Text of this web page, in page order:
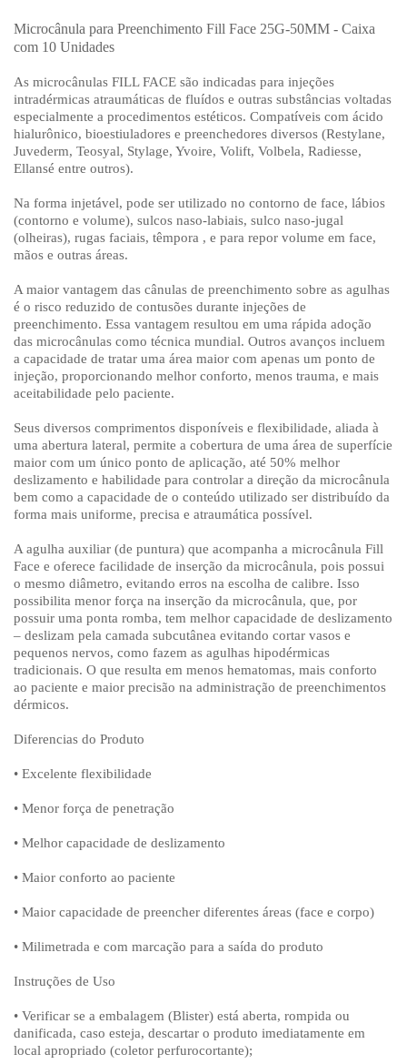
Microcânula para Preenchimento Fill Face 25G-50MM - Caixa
com 10 Unidades
As microcânulas FILL FACE são indicadas para injeções
intradérmicas atraumáticas de fluídos e outras substâncias voltadas
especialmente a procedimentos estéticos. Compatíveis com ácido
hialurônico, bioestiuladores e preenchedores diversos (Restylane,
Juvederm, Teosyal, Stylage, Yvoire, Volift, Volbela, Radiesse,
Ellansé entre outros).
Na forma injetável, pode ser utilizado no contorno de face, lábios
(contorno e volume), sulcos naso-labiais, sulco naso-jugal
(olheiras), rugas faciais, têmpora , e para repor volume em face,
mãos e outras áreas.
A maior vantagem das cânulas de preenchimento sobre as agulhas
é o risco reduzido de contusões durante injeções de
preenchimento. Essa vantagem resultou em uma rápida adoção
das microcânulas como técnica mundial. Outros avanços incluem
a capacidade de tratar uma área maior com apenas um ponto de
injeção, proporcionando melhor conforto, menos trauma, e mais
aceitabilidade pelo paciente.
Seus diversos comprimentos disponíveis e flexibilidade, aliada à
uma abertura lateral, permite a cobertura de uma área de superfície
maior com um único ponto de aplicação, até 50% melhor
deslizamento e habilidade para controlar a direção da microcânula
bem como a capacidade de o conteúdo utilizado ser distribuído da
forma mais uniforme, precisa e atraumática possível.
A agulha auxiliar (de puntura) que acompanha a microcânula Fill
Face e oferece facilidade de inserção da microcânula, pois possui
o mesmo diâmetro, evitando erros na escolha de calibre. Isso
possibilita menor força na inserção da microcânula, que, por
possuir uma ponta romba, tem melhor capacidade de deslizamento
– deslizam pela camada subcutânea evitando cortar vasos e
pequenos nervos, como fazem as agulhas hipodérmicas
tradicionais. O que resulta em menos hematomas, mais conforto
ao paciente e maior precisão na administração de preenchimentos
dérmicos.
Diferencias do Produto
• Excelente flexibilidade
• Menor força de penetração
• Melhor capacidade de deslizamento
• Maior conforto ao paciente
• Maior capacidade de preencher diferentes áreas (face e corpo)
• Milimetrada e com marcação para a saída do produto
Instruções de Uso
• Verificar se a embalagem (Blister) está aberta, rompida ou
danificada, caso esteja, descartar o produto imediatamente em
local apropriado (coletor perfurocortante);